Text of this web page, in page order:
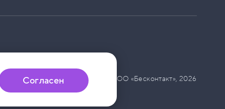
© ООО «Бесконтакт», 2026
Согласен